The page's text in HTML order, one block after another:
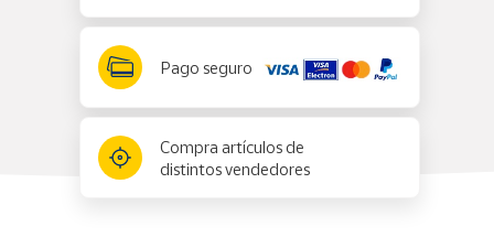
Pago seguro
Compra artículos de
distintos vendedores